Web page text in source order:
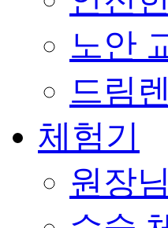
노안
드림
체험기
원장